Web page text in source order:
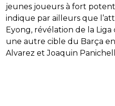
jeunes joueurs à fort
indique par ailleurs que
Eyong, révélation de la
une autre cible du Barça en
Alvarez et Joaquin